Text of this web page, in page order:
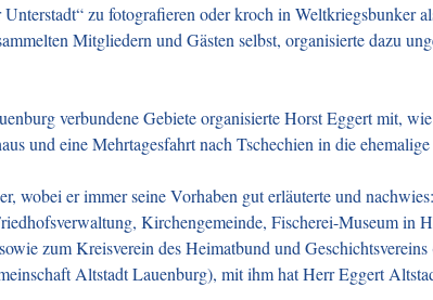
zu fotografieren oder kroch in Weltkriegsbunker
Mitgliedern und Gästen selbst, organisierte dazu
verbundene Gebiete organisierte Horst Eggert mit,
und eine Mehrtagesfahrt nach Tschechien in die
wobei er immer seine Vorhaben gut erläuterte und
Kirchengemeinde, Fischerei-Museum in
zum Kreisverein des Heimatbund und Geschichtsvereins
Altstadt Lauenburg), mit ihm hat Herr Eggert